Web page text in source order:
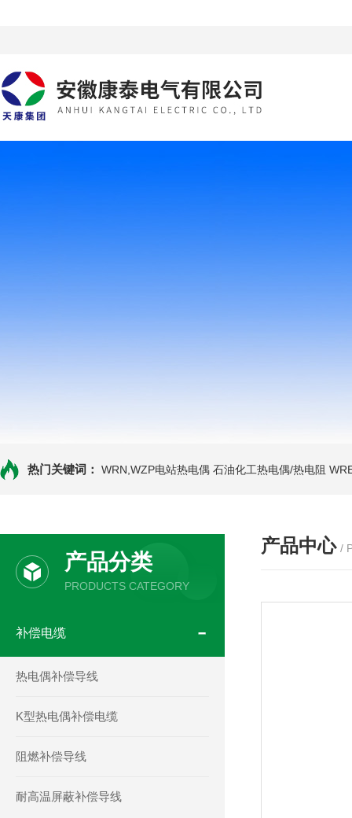
热门关键词： WRN,WZP电站热电偶 石油化工热电偶/热电阻
产品分类
PRODUCTS CATEGORY
补偿电缆
热电偶补偿导线
K型热电偶补偿电缆
阻燃补偿导线
耐高温屏蔽补偿导线
产品中心 /